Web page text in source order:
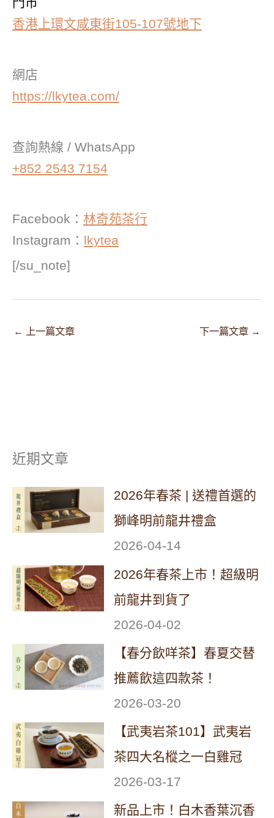
香港上環文咸東街105-107號地下
網店
https://lkytea.com/
查詢熱線 / WhatsApp
+852 2543 7154
Facebook： 林奇苑茶行
Instagram： lkytea
[/su_note]
← 上一篇文章 下一篇文章 →
近期文章
2026年春茶 | 送禮首選的
獅峰明前龍井禮盒
2026-04-14
2026年春茶上市！超級明
前龍井到貨了
2026-04-02
【春分飲咩茶】春夏交替
推薦飲這四款茶！
2026-03-20
【武夷岩茶101】武夷岩
茶四大名樅之一白雞冠
2026-03-17
新品上市！白木香葉沉香